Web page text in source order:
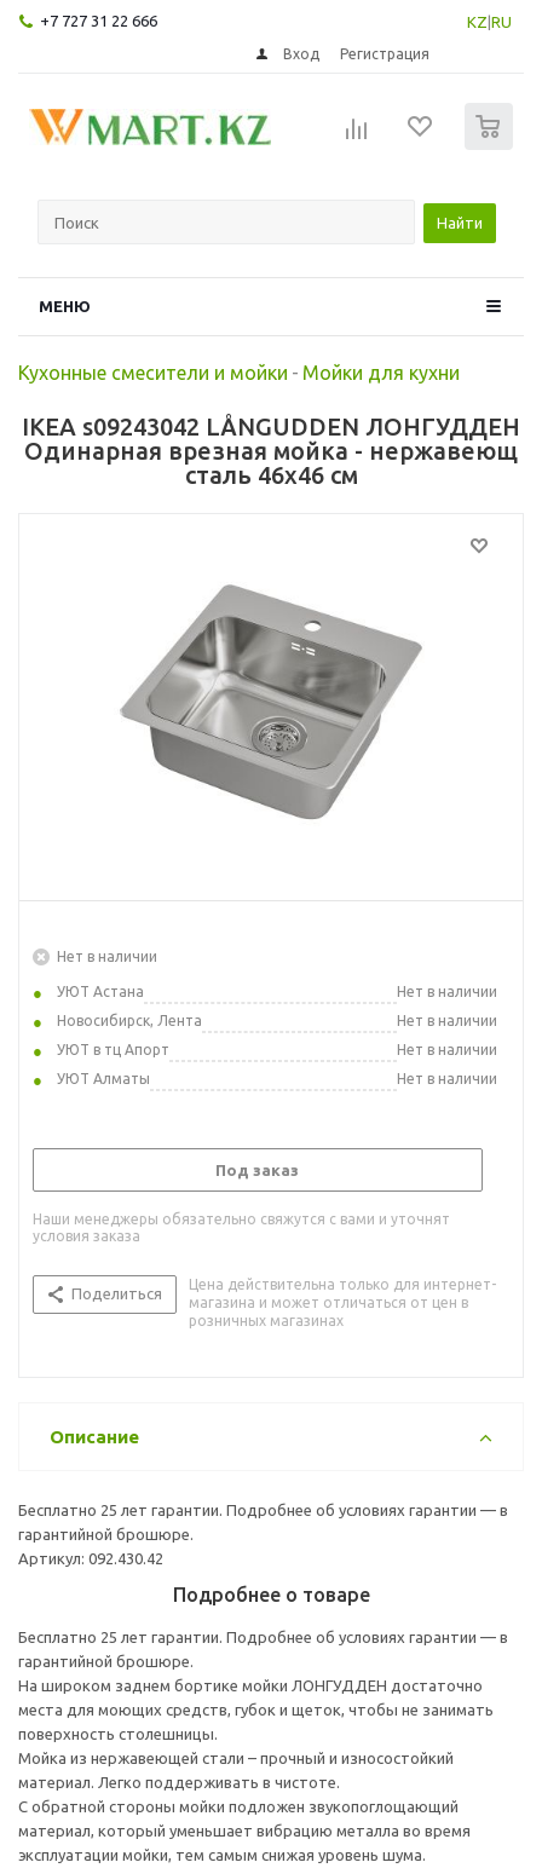
+7 727 31 22 666 KZ RU
Вход Регистрация
Найти
МЕНЮ
Кухонные смесители и мойки - Мойки для кухни
IKEA s09243042 LÅNGUDDEN ЛОНГУДДЕН
Одинарная врезная мойка - нержавеющ
сталь 46x46 см
Нет в наличии
УЮТ Астана
Нет в наличии
Новосибирск, Лента
Нет в наличии
УЮТ в тц Апорт
Нет в наличии
УЮТ Алматы
Нет в наличии
Под заказ
Наши менеджеры обязательно свяжутся с вами и уточнят
условия заказа
Поделиться
Цена действительна только для интернет-
магазина и может отличаться от цен в
розничных магазинах
Описание
Бесплатно 25 лет гарантии. Подробнее об условиях гарантии — в
гарантийной брошюре.
Артикул: 092.430.42
Подробнее о товаре
Бесплатно 25 лет гарантии. Подробнее об условиях гарантии — в
гарантийной брошюре.
На широком заднем бортике мойки ЛОНГУДДЕН достаточно
места для моющих средств, губок и щеток, чтобы не занимать
поверхность столешницы.
Мойка из нержавеющей стали – прочный и износостойкий
материал. Легко поддерживать в чистоте.
С обратной стороны мойки подложен звукопоглощающий
материал, который уменьшает вибрацию металла во время
эксплуатации мойки, тем самым снижая уровень шума.